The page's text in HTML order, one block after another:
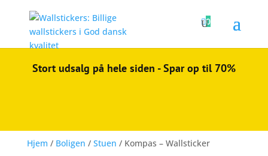
0
Stort udsalg på hele siden - Spar op til 70%
Hjem / Boligen / Stuen / Kompas – Wallsticker